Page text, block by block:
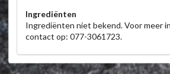
Ingrediënten
Ingrediënten niet bekend. Voor meer
contact op: 077-3061723.